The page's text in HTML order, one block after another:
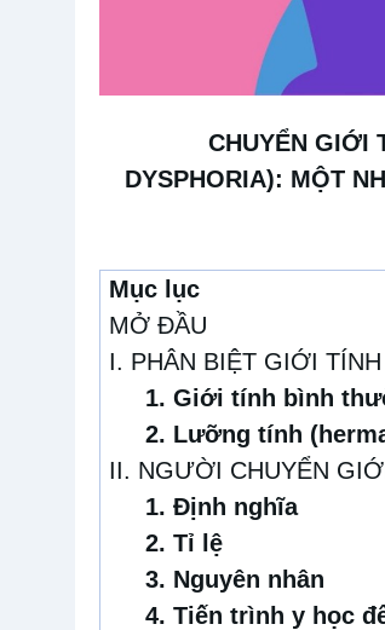
CHUYỂN GIỚI
DYSPHORIA): MỘT
Mục lục
MỞ ĐẦU
I. PHÂN BIỆT GIỚI
1. Giới tính bình
2. Lưỡng tính
II. NGƯỜI CHUYỂN
1. Định nghĩa
2. Tỉ lệ
3. Nguyên nhân
4. Tiến trình y học